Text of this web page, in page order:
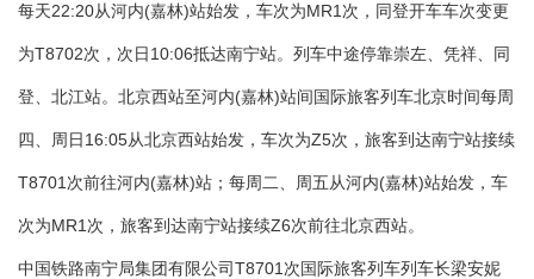
每天22:20从河内(嘉林)站始发，车次为MR1次，同登开车车次变更
为T8702次，次日10:06抵达南宁站。列车中途停靠崇左、凭祥、同
登、北江站。北京西站至河内(嘉林)站间国际旅客列车北京时间每周
四、周日16:05从北京西站始发，车次为Z5次，旅客到达南宁站接续
T8701次前往河内(嘉林)站；每周二、周五从河内(嘉林)站始发，车
次为MR1次，旅客到达南宁站接续Z6次前往北京西站。
中国铁路南宁局集团有限公司T8701次国际旅客列车列车长梁安妮